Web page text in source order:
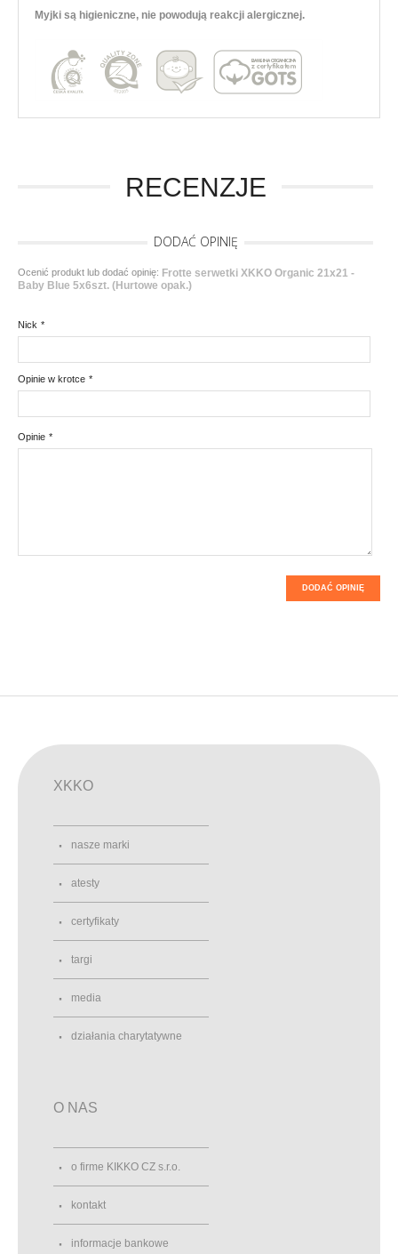
Myjki są higieniczne, nie powodują reakcji alergicznej.
RECENZJE
DODAĆ OPINIĘ
Ocenić produkt lub dodać opinię: Frotte serwetki XKKO Organic 21x21 -
Baby Blue 5x6szt. (Hurtowe opak.)
*
Nick
*
Opinie w krotce
*
Opinie
DODAĆ OPINIĘ
XKKO
nasze marki
atesty
certyfikaty
targi
media
działania charytatywne
O NAS
o firme KIKKO CZ s.r.o.
kontakt
informacje bankowe